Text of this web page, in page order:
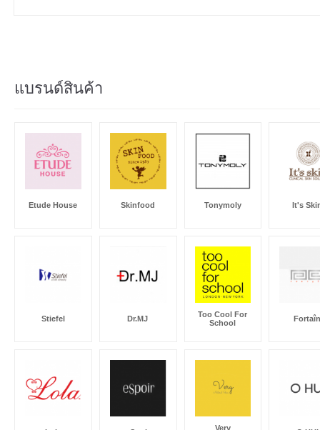
แบรนด์สินค้า
Etude House Skinfood Tonymoly It's
Stiefel Dr.MJ
Too Cool For
School
Very